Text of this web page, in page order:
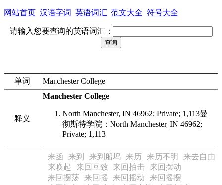
网站首页 汉语字词 英语词汇 范文大全 符号大全
请输入您要查询的英语词汇：
单词 Manchester College
释义
Manchester College
North Manchester, IN 46962; Private; 1,113曼
彻斯特学院：North Manchester, IN 46962;
Private; 1,113
来函 来到 来到船坞 来历 来历不明
来去自由
来唤起
来回互致 来回拍击
来回摆动
来回摆荡
来回摇 来回摇动
来回摇摆